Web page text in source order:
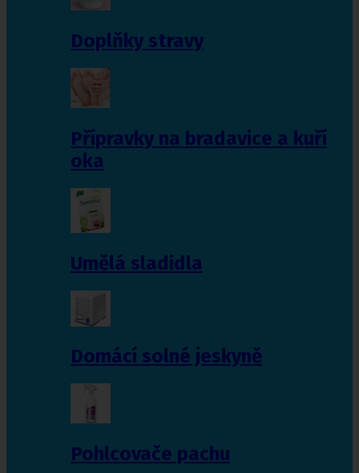
Doplňky stravy
Přípravky na bradavice a kuří
oka
Umělá sladidla
Domácí solné jeskyně
Pohlcovače pachu